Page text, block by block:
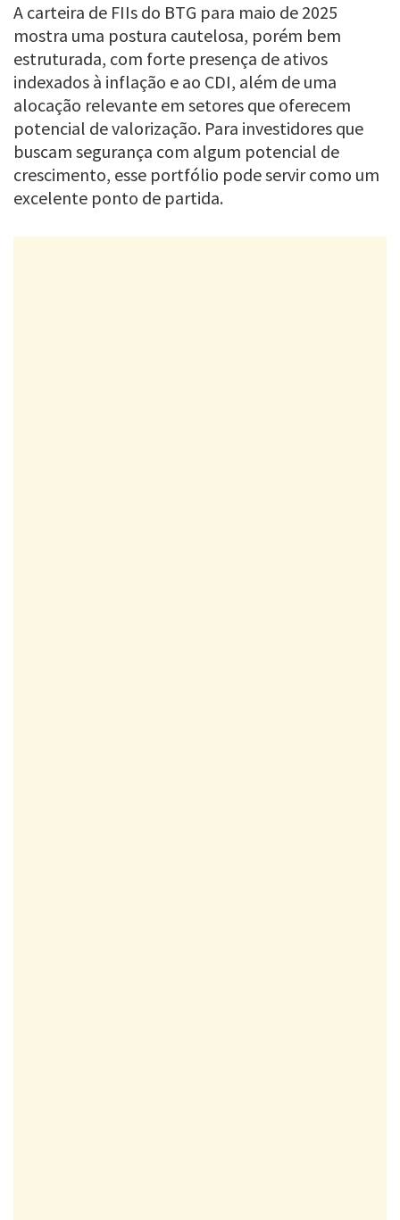
A carteira de FIIs do BTG para maio de 2025
mostra uma postura cautelosa, porém bem
estruturada, com forte presença de ativos
indexados à inflação e ao CDI, além de uma
alocação relevante em setores que oferecem
potencial de valorização. Para investidores que
buscam segurança com algum potencial de
crescimento, esse portfólio pode servir como um
excelente ponto de partida.